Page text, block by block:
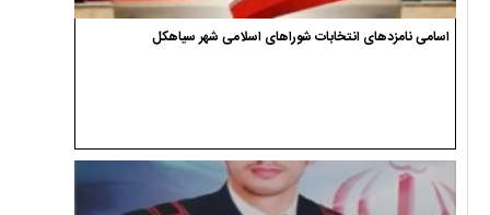
اسامی نامزدهای انتخابات شوراهای اسلامی شهر سیاهکل